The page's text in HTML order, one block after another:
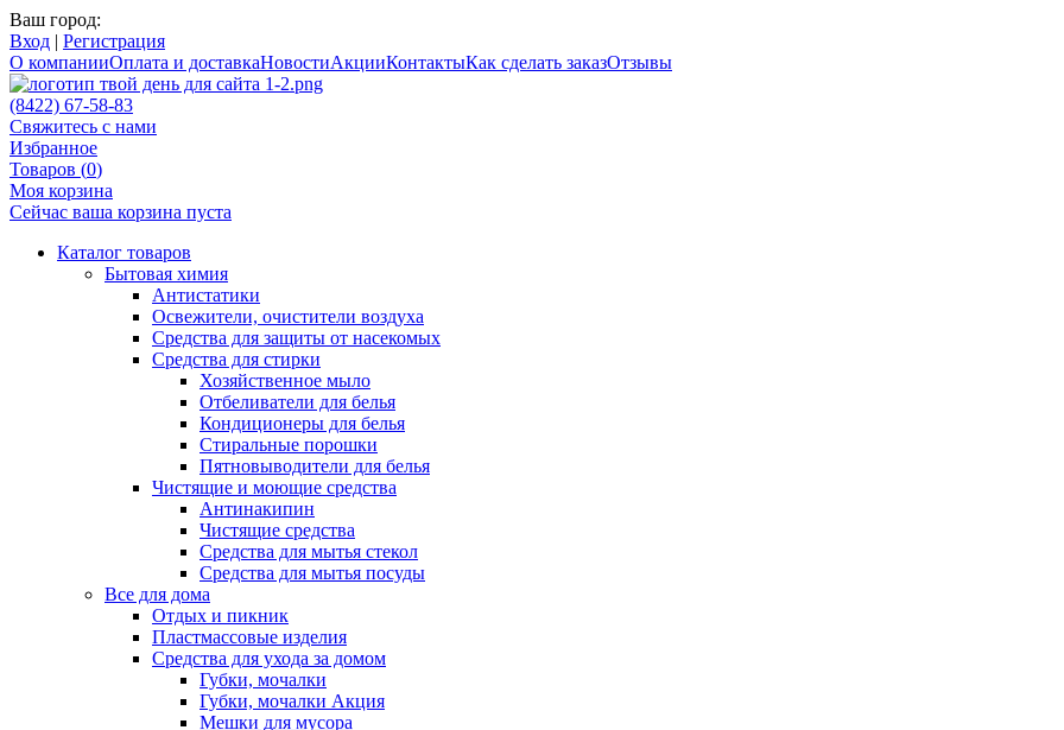
Ваш город:
Вход | Регистрация
О компанииОплата и доставкаНовостиАкцииКонтактыКак сделать заказОтзывы
(8422) 67-58-83
Свяжитесь с нами
Избранное
Товаров (0)
Моя корзина
Сейчас ваша корзина пуста
Каталог товаров
Бытовая химия
Антистатики
Освежители, очистители воздуха
Средства для защиты от насекомых
Средства для стирки
Хозяйственное мыло
Отбеливатели для белья
Кондиционеры для белья
Стиральные порошки
Пятновыводители для белья
Чистящие и моющие средства
Антинакипин
Чистящие средства
Средства для мытья стекол
Средства для мытья посуды
Все для дома
Отдых и пикник
Пластмассовые изделия
Средства для ухода за домом
Губки, мочалки
Губки, мочалки Акция
Мешки для мусора